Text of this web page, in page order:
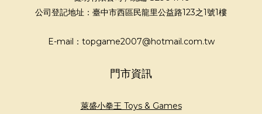
公司登記地址：臺中市西區民龍里公益路123之1號1樓
E-mail：topgame2007@hotmail.com.tw
門市資訊
萊盛小拳王 Toys & Games